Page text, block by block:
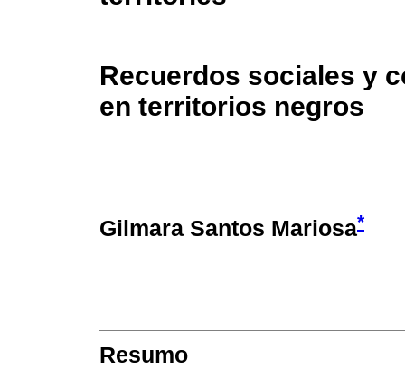
Recuerdos sociales y
en territorios negros
Gilmara Santos Mariosa*
Resumo